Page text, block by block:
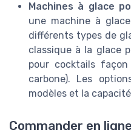
Machines à glace
une machine à
différents types de
classique à la glace
pour cocktails
carbone). Les
modèles et la
Commander en